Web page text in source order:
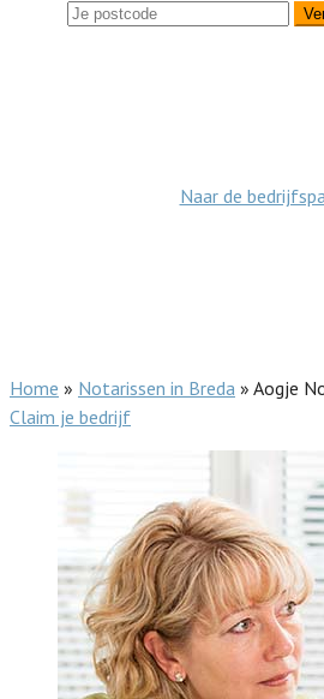
Naar de
Home » Notarissen in Breda » Aogje
Claim je bedrijf